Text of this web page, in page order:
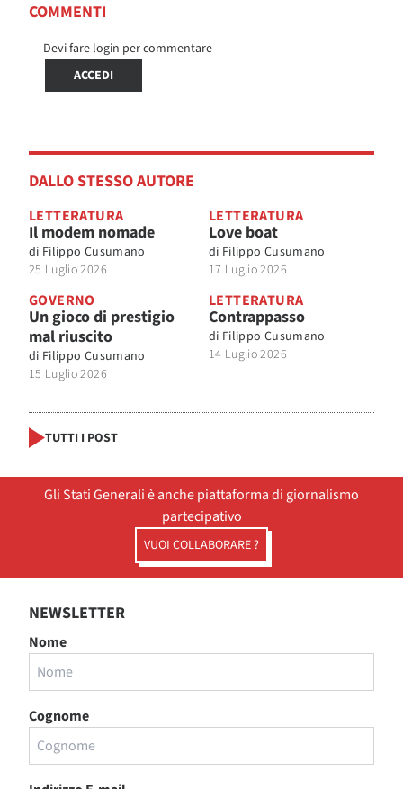
COMMENTI
Devi fare login per commentare
ACCEDI
DALLO STESSO AUTORE
LETTERATURA
Il modem nomade
di Filippo Cusumano
25 Luglio 2026
LETTERATURA
Love boat
di Filippo Cusumano
17 Luglio 2026
GOVERNO
Un gioco di prestigio
mal riuscito
di Filippo Cusumano
15 Luglio 2026
LETTERATURA
Contrappasso
di Filippo Cusumano
14 Luglio 2026
TUTTI I POST
Gli Stati Generali è anche piattaforma di giornalismo
partecipativo
VUOI COLLABORARE ?
NEWSLETTER
Nome
Cognome